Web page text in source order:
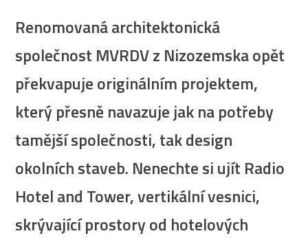
Renomovaná architektonická
společnost MVRDV z Nizozemska opět
překvapuje originálním projektem,
který přesně navazuje jak na potřeby
tamější společnosti, tak design
okolních staveb. Nenechte si ujít Radio
Hotel and Tower, vertikální vesnici,
skrývající prostory od hotelových